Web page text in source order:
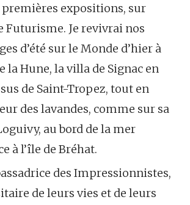
premières expositions, sur
Futurisme. Je revivrai nos
d’été sur le Monde d’hier à
la Hune, la villa de Signac en
de Saint-Tropez, tout en
des lavandes, comme sur sa
au bord de la mer
à l’île de Bréhat.
des Impressionnistes,
de leurs vies et de leurs